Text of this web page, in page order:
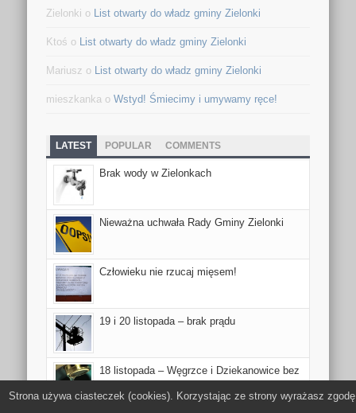
Zielonki o List otwarty do władz gminy Zielonki
Ktoś o List otwarty do władz gminy Zielonki
Mariusz o List otwarty do władz gminy Zielonki
mieszkanka oWstyd! Śmiecimy i umywamy ręce!
LATEST POPULAR COMMENTS
Brak wody w Zielonkach
Nieważna uchwała Rady Gminy Zielonki
Człowieku nie rzucaj mięsem!
19 i 20 listopada – brak prądu
18 listopada – Węgrzce i Dziekanowice bez
Strona używa ciasteczek (cookies). Korzystając ze strony wyrażasz zgodę